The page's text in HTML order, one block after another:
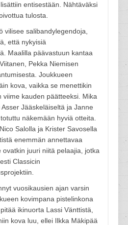
entisestään. Nähtäväksi
tulosta.
vilisee salibandylegendoja,
että nykyisiä
Maalilla päävastuun kantaa
Pekka Niemisen
Joukkueen
kova, vaikka se menettikin
viime kauden päätteeksi. Mika
Jääskeläiseltä ja Janne
näkemään hyviä otteita.
Salolla ja Krister Savosella
enemmän annettavaa
ovatkin juuri niitä pelaajia, jotka
Classicin
vuosikausien ajan varsin
kovimpana pistelinkona
ikinuorta Lassi Vänttistä,
kova luu, ellei Ilkka Mäkipää